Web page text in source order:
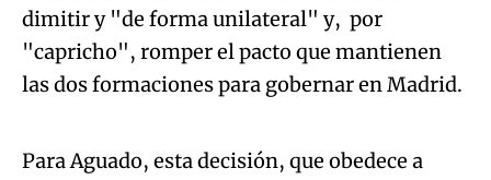
dimitir y "de forma unilateral" y, por
"capricho", romper el pacto que mantienen
las dos formaciones para gobernar en Madrid.
Algo salió mal.
An error occurred, please try again later.
Para Aguado, esta decisión, que obedece a